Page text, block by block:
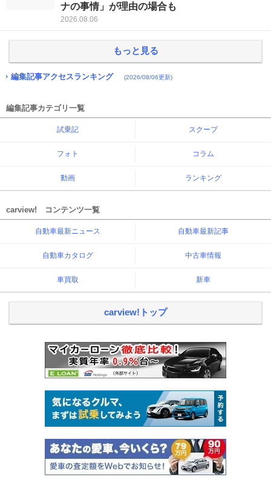
ナの事情」が理由の場合も
2026.08.06
もっと見る
編集記事アクセスランキング (2026/08/06更新)
編集記事カテゴリ一覧
試乗記 スクープ
フォト コラム
動画 ランキング
carview! コンテンツ一覧
自動車最新ニュース 自動車最新記事
自動車カタログ 中古車情報
車買取 新車
carview!トップ